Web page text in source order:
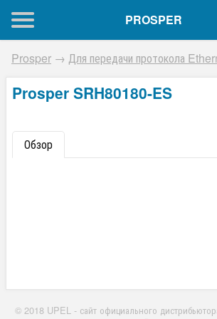
PROSPER
Prosper → Для передачи протокола
Prosper SRH80180-ES
Обзор
© 2018 UPEL - сайт официального